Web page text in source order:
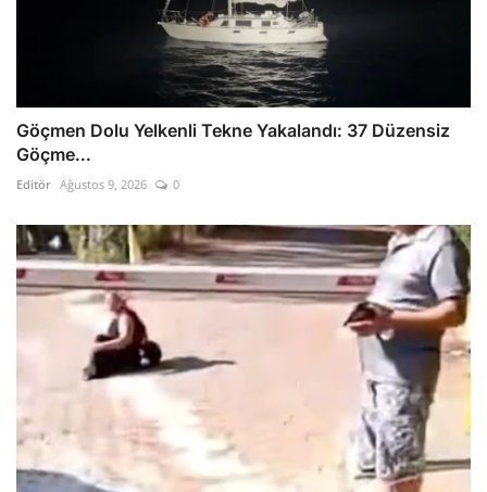
Göçmen Dolu Yelkenli Tekne Yakalandı: 37 Düzensiz
Göçme...
Editör Ağustos 9, 2026 0